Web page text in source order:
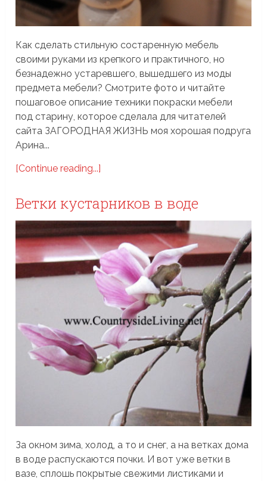
Как сделать стильную состаренную мебель
своими руками из крепкого и практичного, но
безнадежно устаревшего, вышедшего из моды
предмета мебели? Смотрите фото и читайте
пошаговое описание техники покраски мебели
под старину, которое сделала для читателей
сайта ЗАГОРОДНАЯ ЖИЗНЬ моя хорошая подруга
Арина...
[Continue reading...]
Ветки кустарников в воде
За окном зима, холод, а то и снег, а на ветках дома
в воде распускаются почки. И вот уже ветки в
вазе, сплошь покрытые свежими листиками и